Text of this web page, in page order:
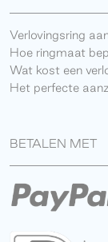
Verlovingsring
Hoe ringmaat
Wat kost een
Het perfecte
BETALEN MET